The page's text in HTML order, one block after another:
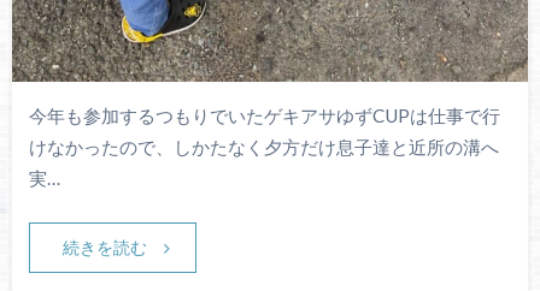
今年も参加するつもりでいたゲキアサゆずCUPは仕事で行
けなかったので、しかたなく夕方だけ息子達と近所の溝へ
実…
続きを読む